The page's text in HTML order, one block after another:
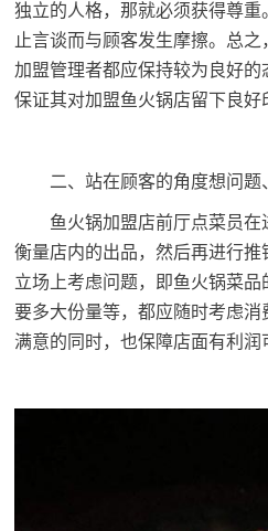
独立的人格，那就必须获得尊
止言谈而与顾客发生摩擦。总
加盟管理者都应保持较为良好的
保证其对加盟鱼火锅店留下良好
二、站在顾客的角度想问题
鱼火锅加盟店前厅点菜员在
衡量店内的出品，然后再进行
立场上考虑问题，即鱼火锅菜
要多大份量等，都应随时考虑
满意的同时，也保障店面有利润